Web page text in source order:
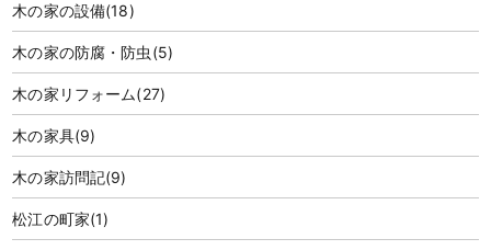
木の家の設備(18)
木の家の防腐・防虫 (5)
木の家リフォーム(27)
木の家具(9)
木の家訪問記(9)
松江の町家(1)